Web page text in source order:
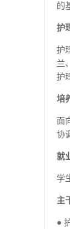
的
护
护
兰
护
培
面
协
就
学
主
●